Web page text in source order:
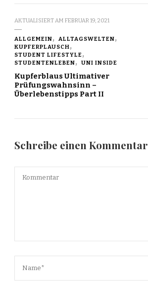
AKTUALISIERT AM FEBRUAR 19, 2021
ALLGEMEIN
ALLTAGSWELTEN
KUPFERPLAUSCH
STUDENT LIFESTYLE
STUDENTENLEBEN
UNI INSIDE
Kupferblaus Ultimativer
Prüfungswahnsinn –
Überlebenstipps Part II
Schreibe einen Kommentar